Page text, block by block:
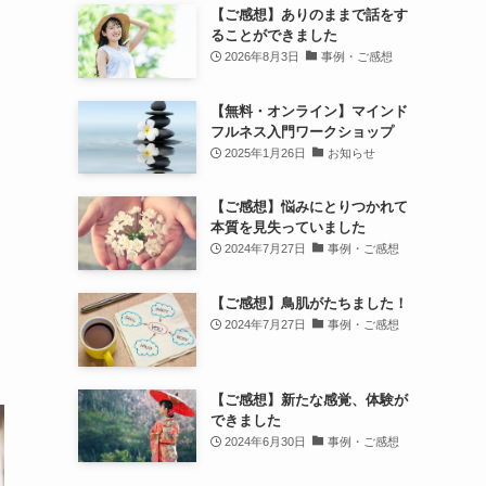
【ご感想】ありのままで話をす
ることができました
2026年8月3日 事例・ご感想
【無料・オンライン】マインド
フルネス入門ワークショップ
2025年1月26日 お知らせ
【ご感想】悩みにとりつかれて
本質を見失っていました
2024年7月27日 事例・ご感想
【ご感想】鳥肌がたちました！
2024年7月27日 事例・ご感想
【ご感想】新たな感覚、体験が
できました
2024年6月30日 事例・ご感想